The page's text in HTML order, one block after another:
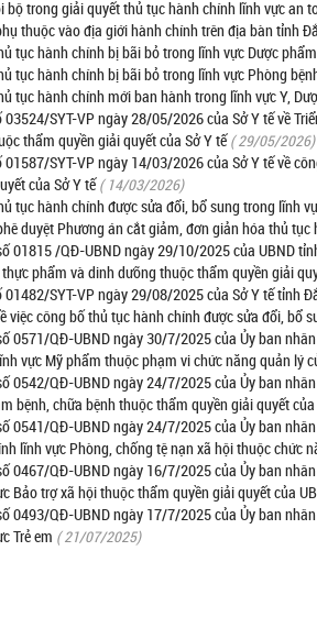
bộ trong giải quyết thủ tục hành chính lĩnh vực an
thuộc vào địa giới hành chính trên địa bàn tỉnh
tục hành chính bị bãi bỏ trong lĩnh vực Dược
tục hành chính bị bãi bỏ trong lĩnh vực Phòng
tục hành chính mới ban hành trong lĩnh vực Y,
03524/SYT-VP ngày 28/05/2026 của Sở Y tế về
thẩm quyền giải quyết của Sở Y tế ( 29/05/2026)
01587/SYT-VP ngày 14/03/2026 của Sở Y tế về
của Sở Y tế ( 14/03/2026)
tục hành chính được sửa đổi, bổ sung trong lĩnh
duyệt Phương án cắt giảm, đơn giản hóa thủ tục
01815 /QĐ-UBND ngày 29/10/2025 của UBND
phẩm và dinh dưỡng thuộc thẩm quyền giải
01482/SYT-VP ngày 29/08/2025 của Sở Y tế tỉnh
việc công bố thủ tục hành chính được sửa đổi, bổ
0571/QĐ-UBND ngày 30/7/2025 của Ủy ban
vực Mỹ phẩm thuộc phạm vi chức năng quản lý
0542/QĐ-UBND ngày 24/7/2025 của Ủy ban
bệnh, chữa bệnh thuộc thẩm quyền giải quyết của
0541/QĐ-UBND ngày 24/7/2025 của Ủy ban
lĩnh vực Phòng, chống tệ nạn xã hội thuộc chức
0467/QĐ-UBND ngày 16/7/2025 của Ủy ban
Bảo trợ xã hội thuộc thẩm quyền giải quyết của
0493/QĐ-UBND ngày 17/7/2025 của Ủy ban
Trẻ em ( 21/07/2025)